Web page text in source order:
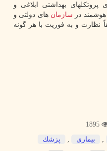
بهداشتی ابلاغی و
در سازمان های دولتی و
نظارت و به فوریت با هر گونه
, بیماری , پزشك